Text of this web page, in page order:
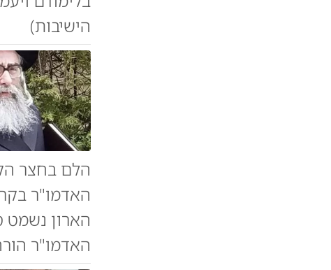
הישיבות)
הלם בחצר
האדמו"ר
הארון נשמט
האדמו"ר